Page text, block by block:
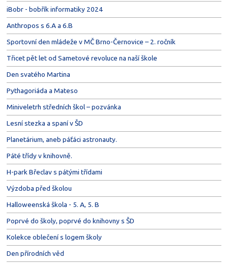
iBobr - bobřík informatiky 2024
Anthropos s 6.A a 6.B
Sportovní den mládeže v MČ Brno-Černovice – 2. ročník
Třicet pět let od Sametové revoluce na naší škole
Den svatého Martina
Pythagoriáda a Mateso
Miniveletrh středních škol – pozvánka
Lesní stezka a spaní v ŠD
Planetárium, aneb páťáci astronauty.
Páté třídy v knihovně.
H-park Břeclav s pátými třídami
Výzdoba před školou
Halloweenská škola - 5. A, 5. B
Poprvé do školy, poprvé do knihovny s ŠD
Kolekce oblečení s logem školy
Den přírodních věd